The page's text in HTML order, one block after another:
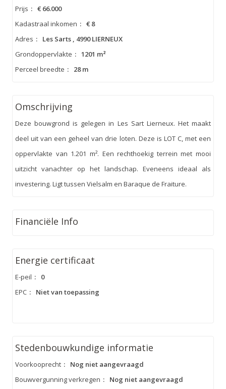
Prijs : € 66.000
Kadastraal inkomen : € 8
Adres :
Les Sarts , 4990 LIERNEUX
Grondoppervlakte : 1201 m²
Perceel breedte : 28 m
Omschrijving
Deze bouwgrond is gelegen in Les Sart Lierneux. Het maakt
deel uit van een geheel van drie loten. Deze is LOT C, met een
oppervlakte van 1.201 m². Een rechthoekig terrein met mooi
uitzicht vanachter op het landschap. Eveneens ideaal als
investering. Ligt tussen Vielsalm en Baraque de Fraiture.
Financiële Info
Energie certificaat
E-peil :
0
EPC : Niet van toepassing
Stedenbouwkundige informatie
Voorkooprecht :
Nog niet aangevraagd
Bouwvergunning verkregen :
Nog niet aangevraagd